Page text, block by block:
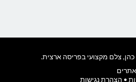
כהן, צלם מקצועי בפריסה ארצית.
• הצהרת נגישות